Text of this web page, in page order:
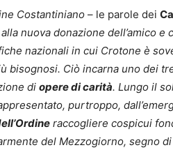
Costantiniano – le parole dei
nuova donazione dell’amico
nazionali in cui Crotone è
bisognosi. Ciò incarna uno dei
di opere di carità. Lungo il
purtroppo,
raccogliere cospicui
del Mezzogiorno, segno